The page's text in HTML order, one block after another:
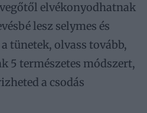
elvékonyodhatnak
lesz selymes és
tünetek, olvass tovább,
5 természetes módszert,
a csodás